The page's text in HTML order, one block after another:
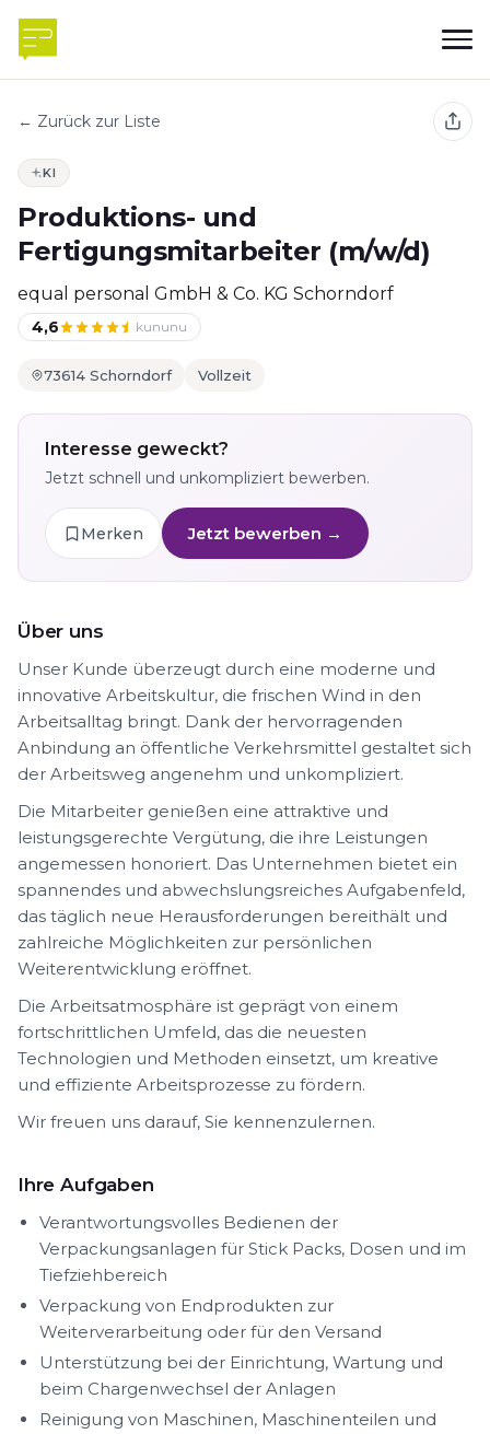
← Zurück zur Liste
KI
Produktions- und
Fertigungsmitarbeiter (m/w/d)
equal personal GmbH & Co. KG Schorndorf
4,6 kununu
73614 Schorndorf Vollzeit
Interesse geweckt?
Jetzt schnell und unkompliziert bewerben.
Merken Jetzt bewerben →
Über uns
Unser Kunde überzeugt durch eine moderne und
innovative Arbeitskultur, die frischen Wind in den
Arbeitsalltag bringt. Dank der hervorragenden
Anbindung an öffentliche Verkehrsmittel gestaltet sich
der Arbeitsweg angenehm und unkompliziert.
Die Mitarbeiter genießen eine attraktive und
leistungsgerechte Vergütung, die ihre Leistungen
angemessen honoriert. Das Unternehmen bietet ein
spannendes und abwechslungsreiches Aufgabenfeld,
das täglich neue Herausforderungen bereithält und
zahlreiche Möglichkeiten zur persönlichen
Weiterentwicklung eröffnet.
Die Arbeitsatmosphäre ist geprägt von einem
fortschrittlichen Umfeld, das die neuesten
Technologien und Methoden einsetzt, um kreative
und effiziente Arbeitsprozesse zu fördern.
Wir freuen uns darauf, Sie kennenzulernen.
Ihre Aufgaben
Verantwortungsvolles Bedienen der
Verpackungsanlagen für Stick Packs, Dosen und im
Tiefziehbereich
Verpackung von Endprodukten zur
Weiterverarbeitung oder für den Versand
Unterstützung bei der Einrichtung, Wartung und
beim Chargenwechsel der Anlagen
Reinigung von Maschinen, Maschinenteilen und